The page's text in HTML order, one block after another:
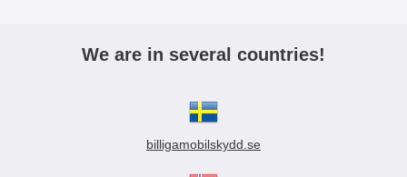
We are in several countries!
billigamobilskydd.se